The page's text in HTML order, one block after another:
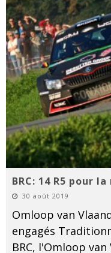
BRC: 14 R5 pour
30 août 2019
Omloop van
engagés
BRC, l'Omloop